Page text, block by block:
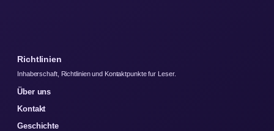
Richtlinien
Inhaberschaft, Richtlinien und Kontaktpunkte fur Leser.
Über uns
Kontakt
Geschichte